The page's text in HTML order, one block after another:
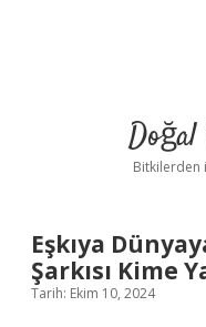
Bitkilerden
Eşkıya
Şarkısı Kime
Tarih: Ekim 10, 2024